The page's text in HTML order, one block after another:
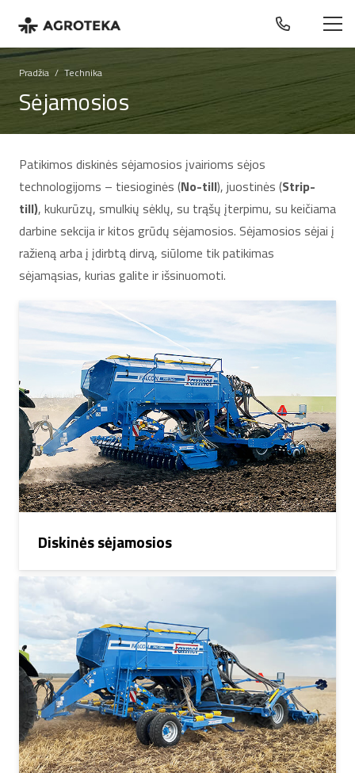
Pradžia / Technika
Sėjamosios
Patikimos diskinės sėjamosios įvairioms sėjos
technologijoms – tiesioginės (No-till), juostinės (Strip-
till), kukurūzų, smulkių sėklų, su trąšų įterpimu, su keičiama
darbine sekcija ir kitos grūdų sėjamosios. Sėjamosios sėjai į
ražieną arba į įdirbtą dirvą, siūlome tik patikimas
sėjamąsias, kurias galite ir išsinuomoti.
Diskinės sėjamosios